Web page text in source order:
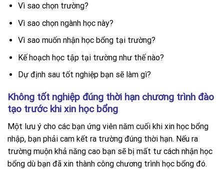
Vì sao chọn trường?
Vì sao chọn ngành học này?
Vì sao muốn nhận học bổng tại trường?
Kế hoạch học tập tại trường như thế nào?
Dự định sau tốt nghiệp bạn sẽ làm gì?
Không tốt nghiệp đúng thời hạn chương trình đào
tạo trước khi xin học bổng
Một lưu ý cho các bạn ứng viên năm cuối khi xin học bổng
nhập, bạn phải cam kết ra trường đúng thời hạn. Nếu ra
trường muộn khả năng cao bạn sẽ bị mất tư cách nhận học
bổng dù bạn đã xin thành công chương trình học bổng đó.